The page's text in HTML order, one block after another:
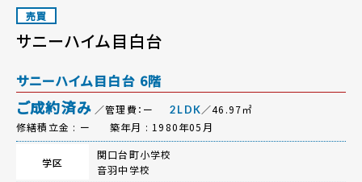
売買
サニーハイム目白台
サニーハイム目白台 6階
ご成約済み ／管理費：ー 2LDK／46.97㎡
修繕積立金 : ー
築年月 : 1980年05月
学区
関口台町小学校
音羽中学校